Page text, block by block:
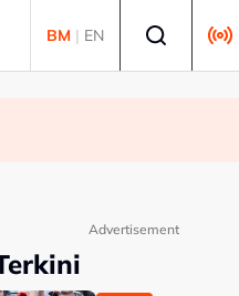
BM | EN
Advertisement